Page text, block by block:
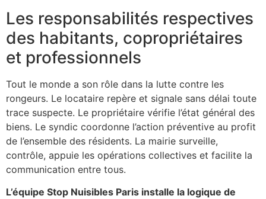
Les responsabilités respectives
des habitants, copropriétaires
et professionnels
Tout le monde a son rôle dans la lutte contre les
rongeurs. Le locataire repère et signale sans délai toute
trace suspecte. Le propriétaire vérifie l’état général des
biens. Le syndic coordonne l’action préventive au profit
de l’ensemble des résidents. La mairie surveille,
contrôle, appuie les opérations collectives et facilite la
communication entre tous.
L’équipe Stop Nuisibles Paris installe la logique de